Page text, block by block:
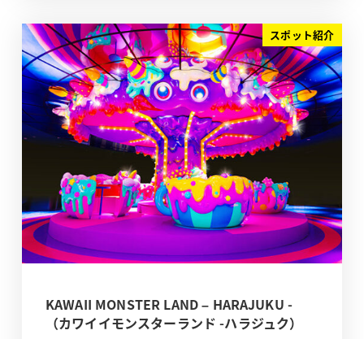
スポット紹介
KAWAII MONSTER LAND – HARAJUKU -
（カワイイモンスターランド -ハラジュク）